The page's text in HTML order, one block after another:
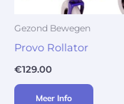
Gezond Bewegen
Provo Rollator
€129.00
Meer Info